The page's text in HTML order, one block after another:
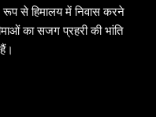
से हिमालय में निवास करने
का सजग प्रहरी की भांति